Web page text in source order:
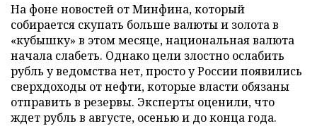
На фоне новостей от Минфина, который
собирается скупать больше валюты и золота в
«кубышку» в этом месяце, национальная валюта
начала слабеть. Однако цели злостно ослабить
рубль у ведомства нет, просто у России появились
сверхдоходы от нефти, которые власти обязаны
отправить в резервы. Эксперты оценили, что
ждет рубль в августе, осенью и до конца года.